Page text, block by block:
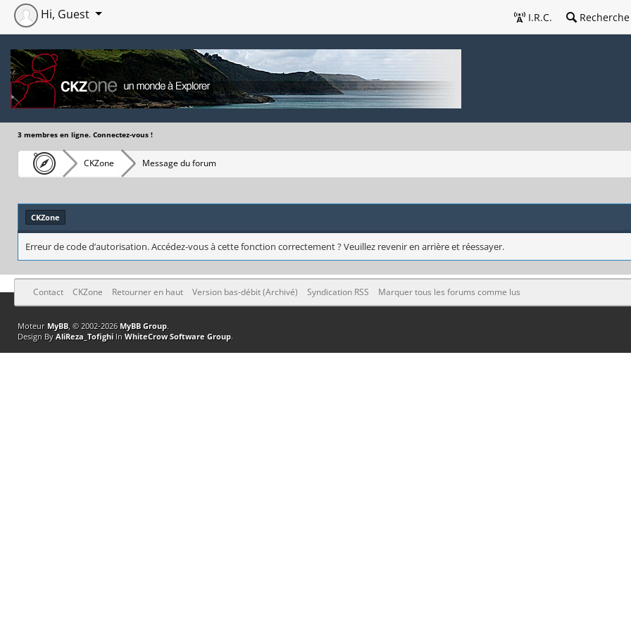
I.R.C. Recherche
Hi, Guest
3 membres en ligne. Connectez-vous !
CKZone Message du forum
CKZone
Erreur de code d’autorisation. Accédez-vous à cette fonction correctement ? Veuillez revenir en arrière et réessayer.
Contact CKZone Retourner en haut Version bas-débit (Archivé) Syndication RSS Marquer tous les forums comme lus
Moteur MyBB, © 2002-2026 MyBB Group.
Design By AliReza_TofighiIn WhiteCrow Software Group.